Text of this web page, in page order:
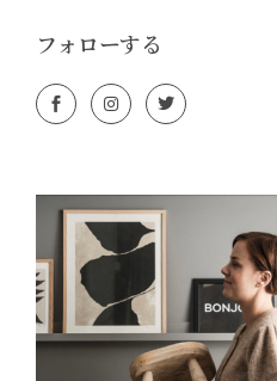
フォローする